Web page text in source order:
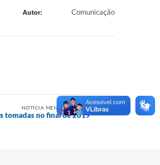
Autor: Comunicação
NOTÍCIA MENOS RECENTE
tomadas no final de 2019